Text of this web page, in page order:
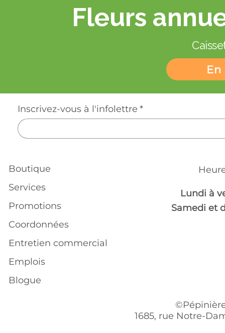
Fleurs
Inscrivez-vous à l'infolettre *
Boutique
Services
Promotions
Coordonnées
Entretien commercial
Emplois
Blogue
Lundi à
Samedi et
1685, rue Notre-